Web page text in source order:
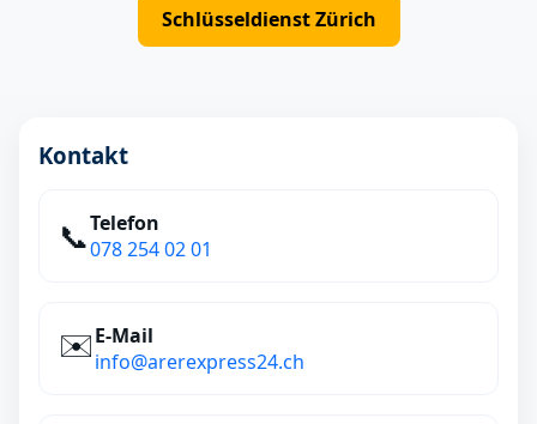
Schlüsseldienst Zürich
Kontakt
📞Telefon
078 254 02 01
✉️E‑Mail
info@arerexpress24.ch